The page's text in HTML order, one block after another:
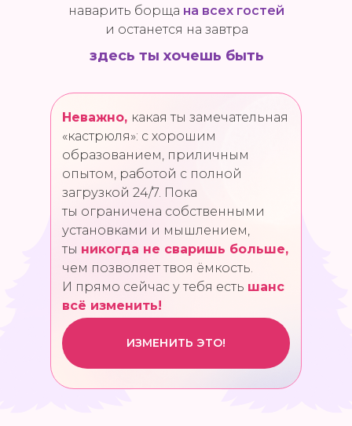
наварить борща на всех гостей
и останется на завтра
здесь ты хочешь быть
Неважно, какая ты замечательная
«кастрюля»: с хорошим
образованием, приличным
опытом, работой с полной
загрузкой 24/7. Пока
ты ограничена собственными
установками и мышлением,
ты никогда не сваришь больше,
чем позволяет твоя ёмкость.
И прямо сейчас у тебя есть шанс
всё изменить!
ИЗМЕНИТЬ ЭТО!